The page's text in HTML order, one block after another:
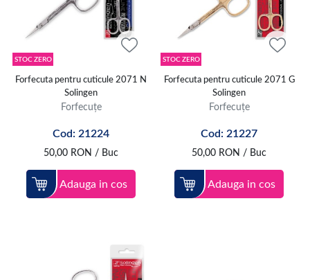
STOC ZERO
Forfecuta pentru cuticule 2071 N
Solingen
Forfecuțe
Cod: 21224
50,00 RON / Buc
Adauga in cos
STOC ZERO
Forfecuta pentru cuticule 2071 G
Solingen
Forfecuțe
Cod: 21227
50,00 RON / Buc
Adauga in cos